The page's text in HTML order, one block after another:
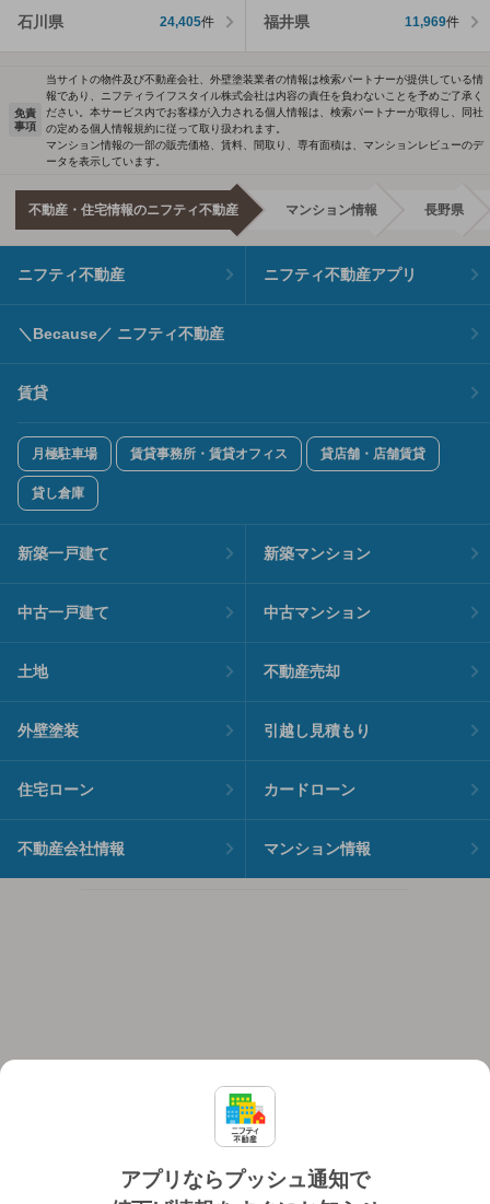
石川県 24,405件 福井県 11,969件
アプリならプッシュ通知で
免責
事項
当サイトの物件及び不動産会社、外壁塗装業者の情報は検索パートナーが提供している情
報であり、ニフティライフスタイル株式会社は内容の責任を負わないことを予めご了承く
ださい。本サービス内でお客様が入力される個人情報は、検索パートナーが取得し、同社
の定める個人情報規約に従って取り扱われます。
マンション情報の一部の販売価格、賃料、間取り、専有面積は、マンションレビューのデ
ータを表示しています。
不動産・住宅情報のニフティ不動産 マンション情報 長野県
ニフティ不動産 ニフティ不動産アプリ
＼Because／ ニフティ不動産
賃貸
月極駐車場 賃貸事務所・賃貸オフィス 貸店舗・店舗賃貸
貸し倉庫
新築一戸建て 新築マンション
中古一戸建て 中古マンション
土地 不動産売却
外壁塗装 引越し見積もり
住宅ローン カードローン
不動産会社情報 マンション情報